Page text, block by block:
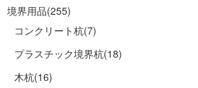
境界用品(255)
コンクリート杭(7)
プラスチック境界杭(18)
木杭(16)